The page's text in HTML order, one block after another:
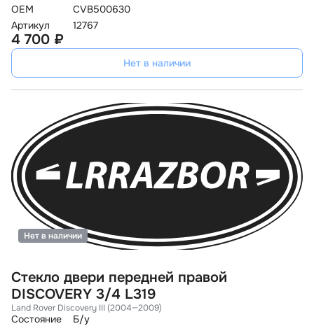
OEM
CVB500630
Артикул
12767
4 700 ₽
Нет в наличии
Стекло двери передней правой
DISCOVERY 3/4 L319
Land Rover Discovery III (2004—2009)
Состояние
Б/у
Нет в наличии